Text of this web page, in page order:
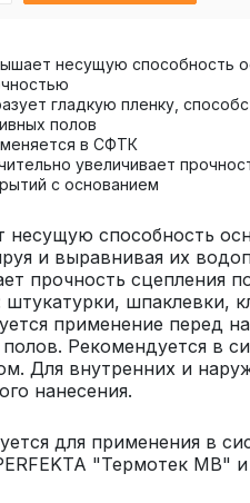
несущую способность
гладкую пленку,
полов
в СФТК
увеличивает
с основанием
несущую способность
и выравнивая их
прочность сцепления
штукатурки, шпаклевки,
применение перед
Рекомендуется в
Для внутренних и
нанесения.
для применения в
"Термотек МВ"